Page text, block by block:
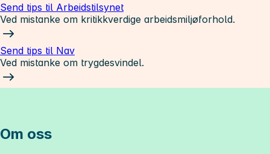
Send tips til Arbeidstilsynet
Ved mistanke om kritikkverdige arbeidsmiljøforhold.
Send tips til Nav
Ved mistanke om trygdesvindel.
Om oss